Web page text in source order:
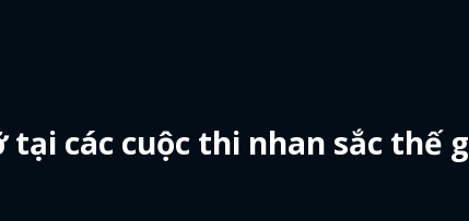
các cuộc thi nhan sắc thế